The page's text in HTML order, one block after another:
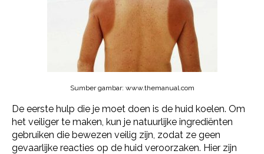
Sumber gambar: www.themanual.com
De eerste hulp die je moet doen is de huid koelen. Om
het veiliger te maken, kun je natuurlijke ingrediënten
gebruiken die bewezen veilig zijn, zodat ze geen
gevaarlijke reacties op de huid veroorzaken. Hier zijn